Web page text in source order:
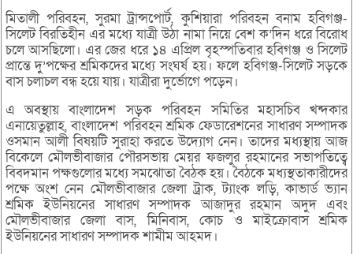
মিতালী পরিবহন, সুরমা ট্রান্সপোর্ট, কুশিয়ারা পরিবহন বনাম হবিগঞ্জ-
সিলেট বিরতিহীন এর মধ্যে যাত্রী উঠা নামা নিয়ে বেশ ক’দিন ধরে বিরোধ
চলে আসছিলো। এর জের ধরে ১৪ এপ্রিল বৃহস্পতিবার হবিগঞ্জ ও সিলেট
প্রান্তে দু’পক্ষের শ্রমিকদের মধ্যে সংঘর্ষ হয়। ফলে হবিগঞ্জ-সিলেট সড়কে
বাস চলাচল বন্ধ হয়ে যায়। যাত্রীরা দুর্ভোগে পড়েন।
এ অবস্থায় বাংলাদেশ সড়ক পরিবহন সমিতির মহাসচিব খন্দকার
এনায়েতুল্লাহ, বাংলাদেশ পরিবহন শ্রমিক ফেডারেশনের সাধারণ সম্পাদক
ওসমান আলী বিষয়টি সুরাহা করতে উদ্যোগ নেন। তাদের মধ্যস্থায় আজ
বিকেলে মৌলভীবাজার পৌরসভায় মেয়র ফজলুর রহমানের সভাপতিত্বে
বিবদমান পক্ষগুলোর মধ্যে সমঝোতা বৈঠক হয়। বৈঠকে মধ্যস্থতাকারীদের
পক্ষে অংশ নেন মৌলভীবাজার জেলা ট্রাক, ট্যাংক লড়ি, কাভার্ড ভ্যান
শ্রমিক ইউনিয়নের সাধারণ সম্পাদক আজাদুর রহমান অদুদ এবং
মৌলভীবাজার জেলা বাস, মিনিবাস, কোচ ও মাইক্রোবাস শ্রমিক
ইউনিয়নের সাধারণ সম্পাদক শামীম আহমদ।